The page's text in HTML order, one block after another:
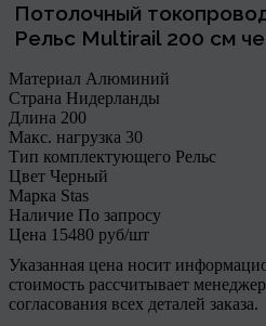
Потолочный
Рельс Multirail 200 см
Материал Алюминий
Страна Нидерланды
Длина 200
Макс. нагрузка 30
Тип комплектующего Рельс
Цвет Черный
Марка Stas
Наличие По запросу
Цена 15480 руб/шт
Указанная цена носит
стоимость рассчитывает
согласования всех деталей заказа.